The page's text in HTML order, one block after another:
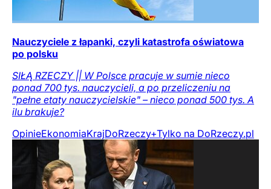
Nauczyciele z łapanki, czyli katastrofa oświatowa
po polsku
SIŁĄ RZECZY || W Polsce pracuje w sumie nieco
ponad 700 tys. nauczycieli, a po przeliczeniu na
"pełne etaty nauczycielskie" – nieco ponad 500 tys. A
ilu brakuje?
OpinieEkonomiaKrajDoRzeczy+Tylko na DoRzeczy.pl